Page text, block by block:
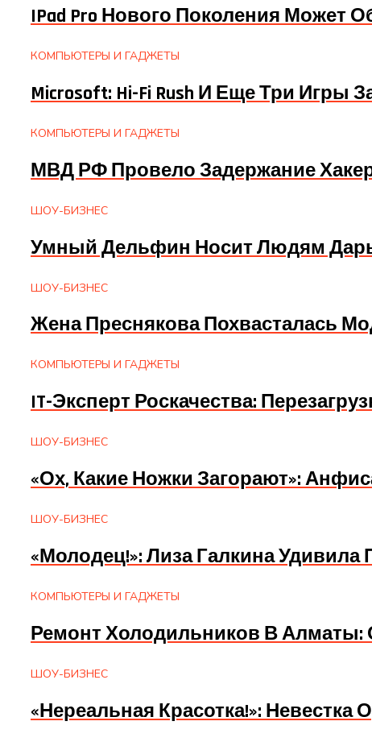
IPad Pro Нового Поколения Может
КОМПЬЮТЕРЫ И ГАДЖЕТЫ
Microsoft: Hi-Fi Rush И Еще Три Игры
КОМПЬЮТЕРЫ И ГАДЖЕТЫ
МВД РФ Провело Задержание
ШОУ-БИЗНЕС
Умный Дельфин Носит Людям
ШОУ-БИЗНЕС
Жена Преснякова Похвасталась
КОМПЬЮТЕРЫ И ГАДЖЕТЫ
IT-Эксперт Роскачества:
ШОУ-БИЗНЕС
«Ох, Какие Ножки Загорают»:
ШОУ-БИЗНЕС
«Молодец!»: Лиза Галкина
КОМПЬЮТЕРЫ И ГАДЖЕТЫ
Ремонт Холодильников В
ШОУ-БИЗНЕС
«Нереальная Красотка!»: